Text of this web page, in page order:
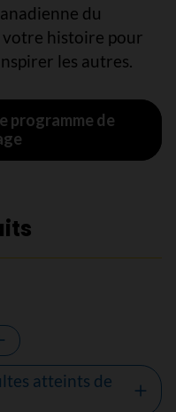
du
votre histoire pour
les autres.
programme de
atteints de